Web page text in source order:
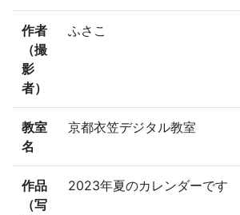
作者
（撮
影
者）
ふさこ
教室
名
京都衣笠デジタル教室
作品
（写
2023年夏のカレンダーです